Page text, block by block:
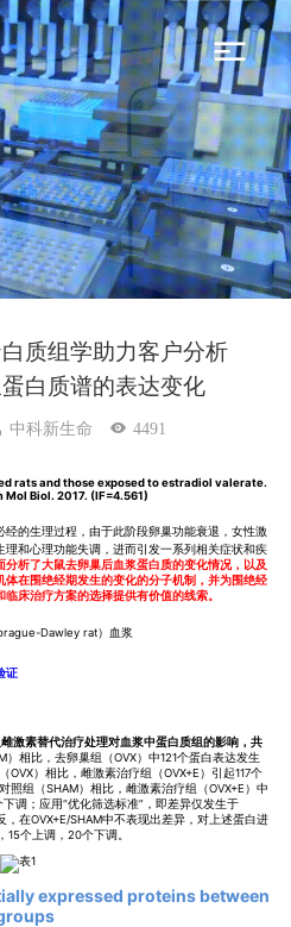
质组学助力客户分析
白质谱的表达变化
中科新生命 4491
rats and those exposed to estradiol valerate.
Mol Biol. 2017. (IF=4.561)
经的生理过程，由于此阶段卵巢功能衰退，女性激
和心理功能失调，进而引发一系列相关症状和疾
析了大鼠去卵巢后血浆蛋白质的变化情况，以及
在围绝经期发生的变化的分子机制，并为围绝经
床治疗方案的选择提供有价值的线索。
Dawley rat）血浆
证
激素替代治疗处理对血浆中蛋白质组的影响，共
）相比，去卵巢组（OVX）中121个蛋白表达发生
）相比，雌激素治疗组（OVX+E）引起117个
组（SHAM）相比，雌激素治疗组（OVX+E）中
调；应用“优化筛选标准”，即差异仅发生于
，在OVX+E/SHAM中不表现出差异，对上述蛋白进
个上调，20个下调。
expressed proteins between